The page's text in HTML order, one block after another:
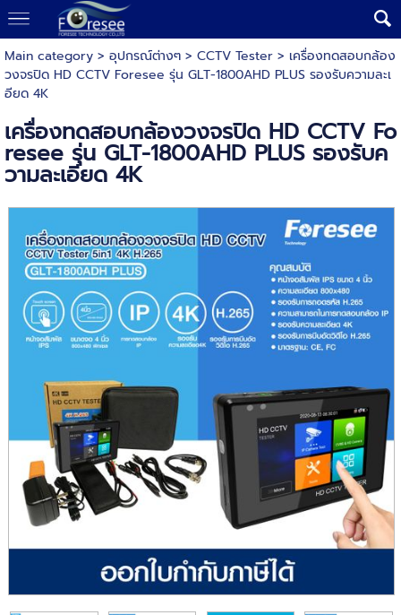
Main category> อุปกรณ์ต่างๆ> CCTV Tester> เครื่องทดสอบกล้อง
วงจรปิด HD CCTV Foresee รุ่น GLT-1800AHD PLUS รองรับความละเ
อียด 4K
เครื่องทดสอบกล้องวงจรปิด HD CCTV Fo
resee รุ่น GLT-1800AHD PLUS รองรับค
วามละเอียด 4K